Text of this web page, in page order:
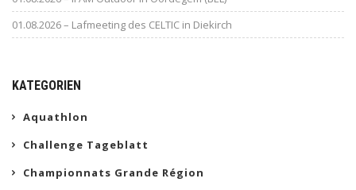
01.08.2026 – Lafmeeting des CELTIC in Diekirch
KATEGORIEN
Aquathlon
Challenge Tageblatt
Championnats Grande Région